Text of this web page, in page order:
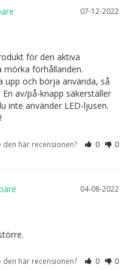
07-12-2022
för den aktiva
mörka förhållanden.
upp och börja använda, så
av/på-knapp säkerställer
inte använder LED-ljusen.
den här recensionen? 0 0
04-08-2022
den här recensionen? 0 0